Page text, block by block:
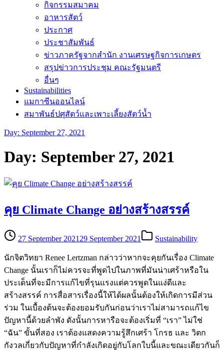
กิจกรรมสมาคม
อาหารสัตว์
ประกาศ
ประชาสัมพันธ์
ข่าวภาครัฐจากสำนัก งานเศรษฐกิจการเกษตร
สรุปข่าวการประชุม คณะรัฐมนตรี
อื่นๆ
Sustainabilities
แมกาซีนออนไลน์
สมาพันธ์ปศุสัตว์และเพาะเลี้ยงสัตว์น้ำ
Day: September 27, 2021
Day: September 27, 2021
คุย Climate Change อย่างสร้างสรรค์
27 September 2021 29 September 2021 Sustainability
นักจิตวิทยา Renee Lertzman กล่าวว่าหากจะคุยกันเรื่อง Climate
Change นั้นเราก็ไม่ควรจะที่พูดไปในภาพที่มันน่าเศร้าหรือใน
ประเด็นที่จะมีการแก้ไขที่รุนแรงแต่ควรพูดในแง่ดีและ
สร้างสรรค์ การสื่อสารเรื่องนี้ให้ได้ผลนั้นต้องให้เกิดการมีส่วน
ร่วม ในเบื้องต้นจะต้องยอมรับกันก่อนว่าเราไม่สามารถแก้ไข
ปัญหานี้ด้วยลำพัง ดังนั้นการหารือจะต้องเริ่มที่ “เรา” ไม่ใช่
“ฉัน” ขั้นที่สอง เราต้องแสดงความรู้สึกเศร้า โกรธ และ วิตก
กังวลเกี่ยวกับปัญหาที่กำลังเกิดอยู่กับโลกใบนี้และขณะเดียวกันก็